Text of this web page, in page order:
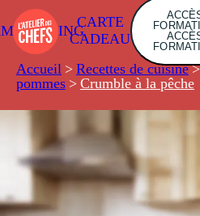
CARTE
CADEAU
Accueil > Recettes de cuisine >
pommes > Crumble à la pêche